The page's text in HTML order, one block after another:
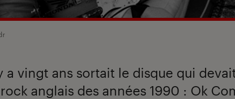
a vingt ans sortait le disque qui
anglais des années 1990 : Ok